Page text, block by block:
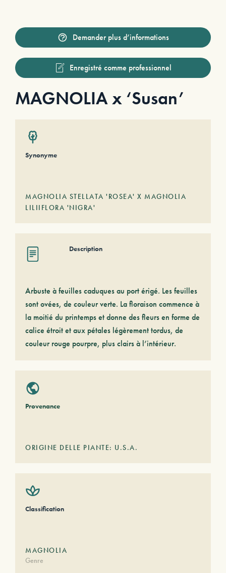
Demander plus d’informations
Enregistré comme professionnel
MAGNOLIA x ‘Susan’
Synonyme
MAGNOLIA STELLATA 'ROSEA' X MAGNOLIA
LILIIFLORA 'NIGRA'
Description
Arbuste à feuilles caduques au port érigé. Les feuilles
sont ovées, de couleur verte. La floraison commence à
la moitié du printemps et donne des fleurs en forme de
calice étroit et aux pétales légèrement tordus, de
couleur rouge pourpre, plus clairs à l’intérieur.
Provenance
ORIGINE DELLE PIANTE: U.S.A.
Classification
MAGNOLIA
Genre